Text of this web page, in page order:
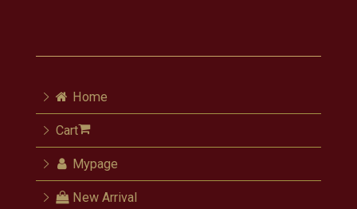
Home
Cart
Mypage
New Arrival